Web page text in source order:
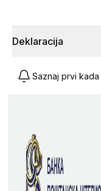
Deklaracija
Saznaj prvi